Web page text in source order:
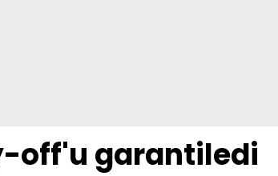
off'u garantiledi